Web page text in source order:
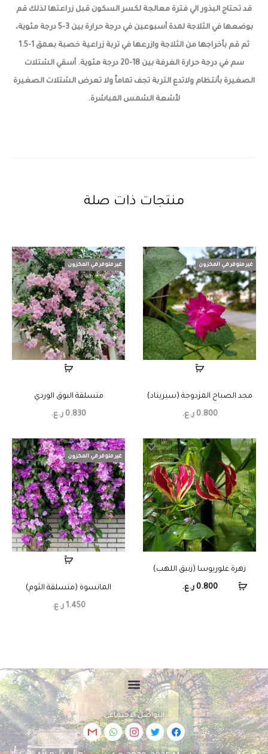
قد تحتاج البذور الي فترة معالجة لكسر السكون قبل زراعتها لذلك قم
بوضعها في الثلاجة لمدة أسبوعين في درجة حرارة بين 3-5 درجة مئوية،
ثم قم بأخراجها من الثلاجة وازرعها في تربة زراعية خصبة بعمق 1-1.5
سم في درجة حرارة الغرفة بين 18-20 درجة مئوية. أسقي الشتلات
الصغيرة بأنتظام ولاتدع التربة تجف تماماً ولا تعرض الشتلات الصغيرة
لأشعة الشمس المباشرة.
منتجات ذات صلة
غير متوفر في المخزون
مجد الصباح المزدوجة (سيريناد)
0.800 ر.ع.
غير متوفر في المخزون
متسلقة البوق الوردي
0.830 ر.ع.
زهرة غلوريوسا (زنبق اللهب)
0.800 ر.ع.
غير متوفر في المخزون
المانسوة (متسلقة الثوم)
1.450 ر.ع.
التواصل الاجتماعي